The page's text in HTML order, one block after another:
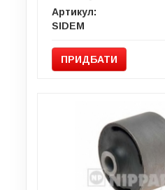
Артикул:
SIDEM
ПРИДБАТИ